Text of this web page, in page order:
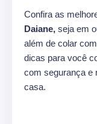
Confira as
Daiane, seja em
além de colar
dicas para você
com segurança e
casa.